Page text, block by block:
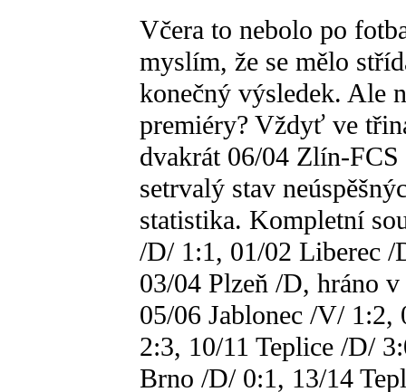
Včera to nebolo po
myslím, že se mělo
konečný výsledek. Ale
premiéry? Vždyť ve
dvakrát 06/04 Zlín-
setrvalý stav
statistika. Kompletní
/D/ 1:1, 01/02 Liberec /
03/04 Plzeň /D, hráno
05/06 Jablonec /V/
2:3, 10/11 Teplice /D/
Brno /D/ 0:1, 13/14